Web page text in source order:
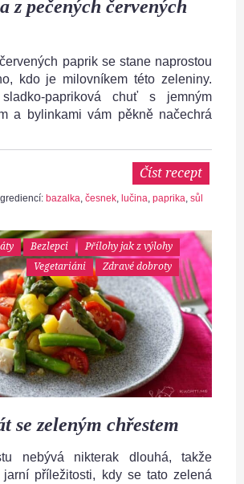
z pečených červených
paprik se stane naprostou
kdo je milovníkem této zeleniny.
papriková chuť s jemným
a bylinkami vám pěkně načechrá
Číst recept
bazalka, česnek, lučina, paprika, sůl
Bezlepci
Přílohy jak z výlohy
Vegetariáni
Zdravé dobroty
se zeleným chřestem
nebývá nikterak dlouhá, takže
jarní příležitosti, kdy se tato zelená